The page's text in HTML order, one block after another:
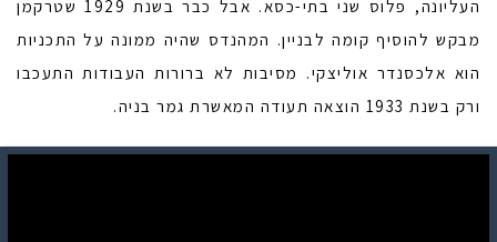
העליונה, פלוס שני בתי-כסא. אבל כבר בשנת 1929 שטרקמן
מבקש להוסיף קומה לבניין. המהנדס שהיה ממונה על התכניות
הוא אלכסנדר אוליצקי. מסיבות לא ברורות העבודות התעכבו
ורק בשנת 1933 הוצאה תעודה המאשרת גמר בניה.